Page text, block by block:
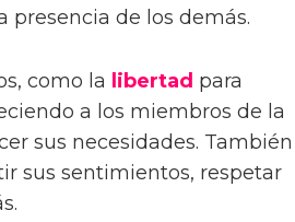
presencia de los demás.
como la libertad para
a los miembros de la
sus necesidades. También
sus sentimientos, respetar